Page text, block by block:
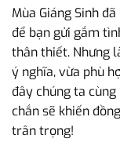
Mùa Giáng Sinh
để bạn gửi gắm
thân thiết. Nhưng
ý nghĩa, vừa phù
đây chúng ta
chắn sẽ khiến
trân trọng!